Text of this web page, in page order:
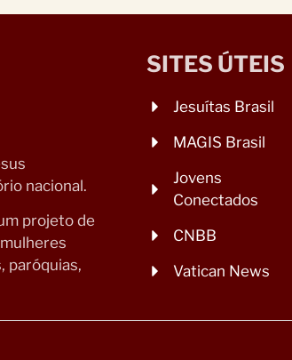
nacional.
projeto de
paróquias,
SITES ÚTEIS
Jesuítas Brasil
MAGIS Brasil
Jovens
Conectados
CNBB
Vatican News